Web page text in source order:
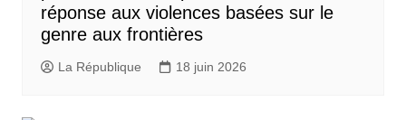
réponse aux violences basées sur le
genre aux frontières
La République 18 juin 2026